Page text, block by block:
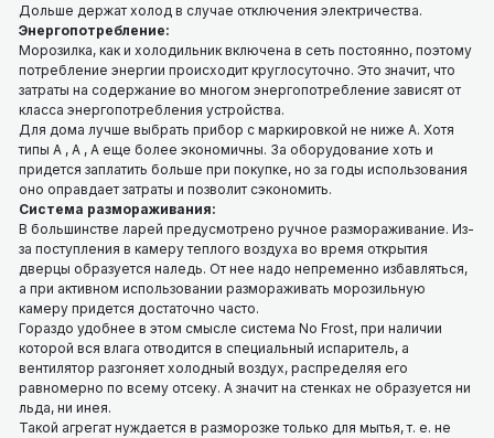
Дольше держат холод в случае отключения электричества.
Энергопотребление:
Морозилка, как и холодильник включена в сеть постоянно, поэтому
потребление энергии происходит круглосуточно. Это значит, что
затраты на содержание во многом энергопотребление зависят от
класса энергопотребления устройства.
Для дома лучше выбрать прибор с маркировкой не ниже A. Хотя
типы A , A , A еще более экономичны. За оборудование хоть и
придется заплатить больше при покупке, но за годы использования
оно оправдает затраты и позволит сэкономить.
Система размораживания:
В большинстве ларей предусмотрено ручное размораживание. Из-
за поступления в камеру теплого воздуха во время открытия
дверцы образуется наледь. От нее надо непременно избавляться,
а при активном использовании размораживать морозильную
камеру придется достаточно часто.
Гораздо удобнее в этом смысле система No Frost, при наличии
которой вся влага отводится в специальный испаритель, а
вентилятор разгоняет холодный воздух, распределяя его
равномерно по всему отсеку. А значит на стенках не образуется ни
льда, ни инея.
Такой агрегат нуждается в разморозке только для мытья, т. е. не